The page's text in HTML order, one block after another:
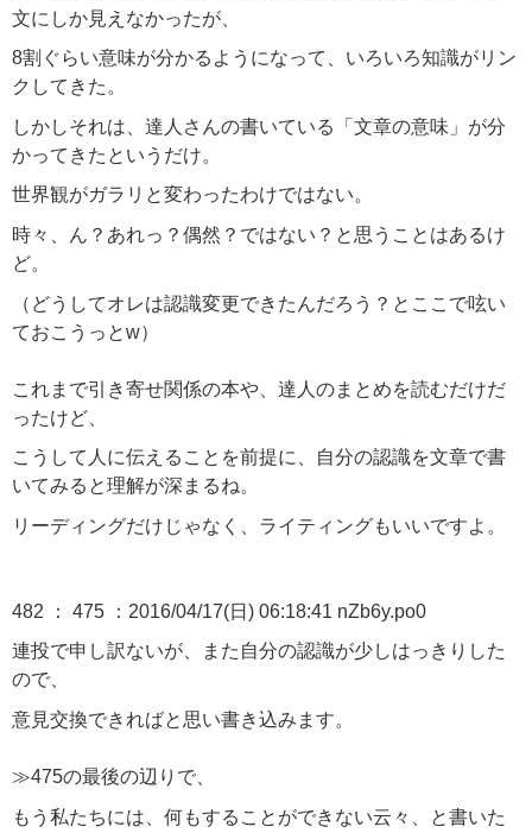
文にしか見えなかったが、
8割ぐらい意味が分かるようになって、いろいろ知識がリン
クしてきた。
しかしそれは、達人さんの書いている「文章の意味」が分
かってきたというだけ。
世界観がガラリと変わったわけではない。
時々、ん？あれっ？偶然？ではない？と思うことはあるけ
ど。
（どうしてオレは認識変更できたんだろう？とここで呟い
ておこうっとw）
これまで引き寄せ関係の本や、達人のまとめを読むだけだ
ったけど、
こうして人に伝えることを前提に、自分の認識を文章で書
いてみると理解が深まるね。
リーディングだけじゃなく、ライティングもいいですよ。
482 ： 475 ：2016/04/17(日) 06:18:41 nZb6y.po0
連投で申し訳ないが、また自分の認識が少しはっきりした
ので、
意見交換できればと思い書き込みます。
≫475の最後の辺りで、
もう私たちには、何もすることができない云々、と書いた